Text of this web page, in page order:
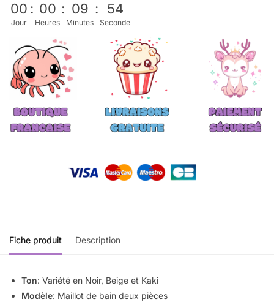
00
Jour
: 00
Heures
: 09
Minutes
: 52
Seconde
Fiche produit Description
Ton: Variété en Noir, Beige et Kaki
Modèle: Maillot de bain deux pièces